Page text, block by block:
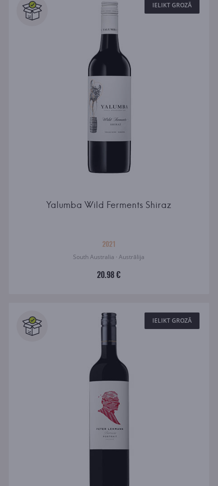
IELIKT GROZĀ
Yalumba Wild Ferments Shiraz
2021
South Australia · Austrālija
20.98 €
IELIKT GROZĀ